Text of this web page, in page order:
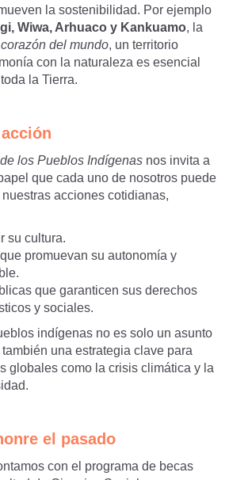
la sostenibilidad. Por ejemplo
Wiwa, Arhuaco y Kankuamo, la
corazón del mundo, un territorio
con la naturaleza es esencial
la Tierra.
los Pueblos Indígenas nos invita a
que cada uno de nosotros puede
acciones cotidianas,
su cultura.
promuevan su autonomía y
que garanticen sus derechos
y sociales.
indígenas no es solo un asunto
una estrategia clave para
globales como la crisis climática y la
el pasado
con el programa de becas